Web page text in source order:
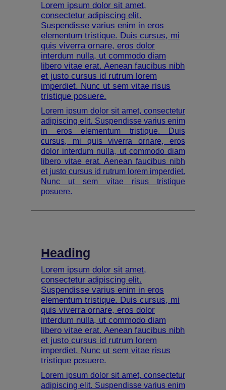
Lorem ipsum dolor sit amet,
consectetur adipiscing elit.
Suspendisse varius enim in eros
elementum tristique. Duis cursus, mi
quis viverra ornare, eros dolor
interdum nulla, ut commodo diam
libero vitae erat. Aenean faucibus nibh
et justo cursus id rutrum lorem
imperdiet. Nunc ut sem vitae risus
tristique posuere.
Lorem ipsum dolor sit amet, consectetur
adipiscing elit. Suspendisse varius enim
in eros elementum tristique. Duis
cursus, mi quis viverra ornare, eros
dolor interdum nulla, ut commodo diam
libero vitae erat. Aenean faucibus nibh
et justo cursus id rutrum lorem imperdiet.
Nunc ut sem vitae risus tristique
posuere.
Heading
Lorem ipsum dolor sit amet,
consectetur adipiscing elit.
Suspendisse varius enim in eros
elementum tristique. Duis cursus, mi
quis viverra ornare, eros dolor
interdum nulla, ut commodo diam
libero vitae erat. Aenean faucibus nibh
et justo cursus id rutrum lorem
imperdiet. Nunc ut sem vitae risus
tristique posuere.
Lorem ipsum dolor sit amet, consectetur
adipiscing elit. Suspendisse varius enim